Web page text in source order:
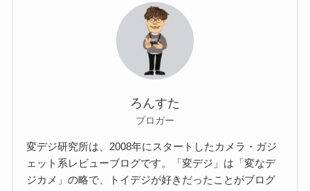
ろんすた
ブロガー
変デジ研究所は、2008年にスタートしたカメラ・ガジ
ェット系レビューブログです。「変デジ」は「変なデ
ジカメ」の略で、トイデジが好きだったことがブログ